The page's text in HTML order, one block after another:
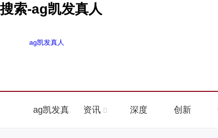
搜索-ag凯发真人
ag凯发真人
ag凯发真 资讯 深度 创新